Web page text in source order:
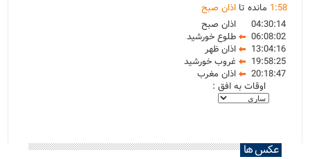
1:58 مانده تا اذان صبح
04:30:14
اذان صبح
06:08:02
طلوع خورشید
13:04:16
اذان ظهر
19:58:25
غروب خورشید
20:18:47
اذان مغرب
اوقات به افق :
عکس ها